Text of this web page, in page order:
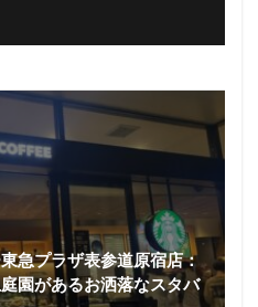
急プラザ表参道原宿店：
園があるお洒落なスタバ